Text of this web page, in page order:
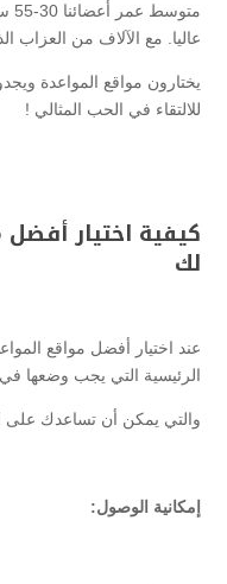
عاليا. مع الآلاف من العزاب
يختارون مواقع المواعدة
للالتقاء في الحب المثالي !
كيفية اختيار أفضل
لك
عند اختيار أفضل مواقع
الرئيسية التي يجب وضعها في
والتي يمكن أن تساعدك على
إمكانية الوصول: